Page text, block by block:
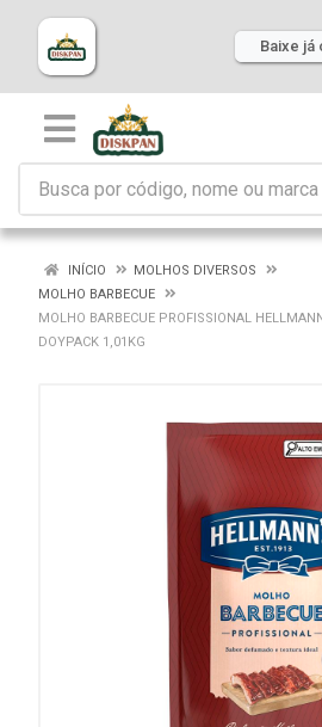
Baixe já
INÍCIO
MOLHOS DIVERSOS
MOLHO BARBECUE
MOLHO BARBECUE PROFISSIONAL
DOYPACK 1,01KG